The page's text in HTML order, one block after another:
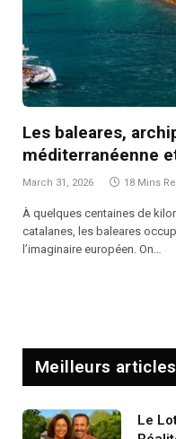
Les baleares,
méditerranéenne
March 31, 2026 18 Mins
À quelques centaines de
catalanes, les baleares
l’imaginaire européen. On…
Meilleurs articles
Le